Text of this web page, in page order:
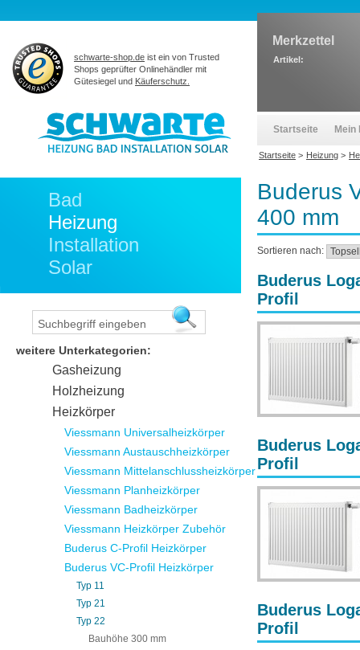
Buderus
400 mm
Sortieren nach:
Buderus
Profil
Buderus
Profil
Buderus
Profil
Bad
Heizung
Installation
Solar
weitere Unterkategorien:
Gasheizung
Holzheizung
Heizkörper
Viessmann Universalheizkörper
Viessmann Austauschheizkörper
Viessmann Mittelanschlussheizkörper
Viessmann Planheizkörper
Viessmann Badheizkörper
Viessmann Heizkörper Zubehör
Buderus C-Profil Heizkörper
Buderus VC-Profil Heizkörper
Typ 11
Typ 21
Typ 22
Bauhöhe 300 mm
schwarte-shop.de ist ein von Trusted
Shops geprüfter Onlinehändler mit
Gütesiegel und Käuferschutz.
Merkzettel
Artikel:
Startseite Mein
Startseite > Heizung >